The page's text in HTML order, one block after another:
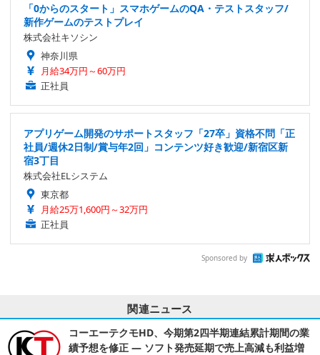
「0からのスタート」スマホゲームのQA・テストスタッフ/
新作ゲームのテストプレイ
株式会社キソシン
神奈川県
月給34万円～60万円
正社員
アプリゲーム開発のサポートスタッフ「27卒」資格不問「正
社員/週休2日制/賞与年2回」コンテンツ好き歓迎/新宿区新
宿3丁目
株式会社ELシステム
東京都
月給25万1,600円～32万円
正社員
Sponsored by
関連ニュース
コーエーテクモHD、今期第2四半期連結累計期間の業
績予想を修正 ― ソフト発売延期で売上高減も利益増